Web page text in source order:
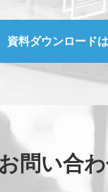
々なサービス・ツ
案内。
資料ダウンロードは